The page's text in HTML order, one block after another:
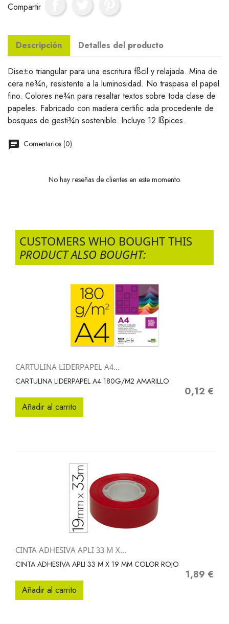
Compartir
Descripción Detalles del producto
Dise±o triangular para una escritura fßcil y relajada. Mina de
cera ne¾n, resistente a la luminosidad. No traspasa el papel
fino. Colores ne¾n para resaltar textos sobre toda clase de
papeles. Fabricado con madera certific ada procedente de
bosques de gesti¾n sostenible. Incluye 12 lßpices.
Comentarios (0)
No hay reseñas de clientes en este momento.
CUSTOMERS WHO BOUGHT THIS
PRODUCT ALSO BOUGHT:
CARTULINA LIDERPAPEL A4...
CARTULINA LIDERPAPEL A4 180G/M2 AMARILLO
Precio
0,12 €
Añadir al carrito
CINTA ADHESIVA APLI 33 M X...
CINTA ADHESIVA APLI 33 M X 19 MM COLOR ROJO
Precio
1,89 €
Añadir al carrito